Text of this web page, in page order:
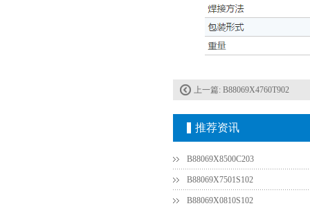
上一篇: B88069X4760T902
推荐资讯
B88069X8500C203
B88069X7501S102
B88069X0810S102